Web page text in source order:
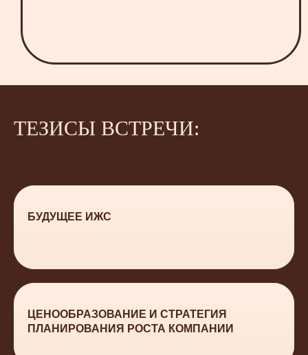
ТЕЗИСЫ ВСТРЕЧИ:
БУДУЩЕЕ ИЖС
ЦЕНООБРАЗОВАНИЕ И СТРАТЕГИЯ
ПЛАНИРОВАНИЯ РОСТА КОМПАНИИ